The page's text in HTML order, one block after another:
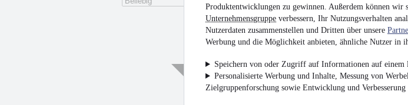
Produktentwicklungen zu gewinnen. Außerdem können wir
Unternehmensgruppe verbessern, Ihr Nutzungsverhalten
Nutzerdaten zusammenstellen und Dritten über unsere
Werbung und die Möglichkeit anbieten, ähnliche Nutzer in
Speichern von oder Zugriff auf Informationen auf einem
Personalisierte Werbung und Inhalte, Messung von
Zielgruppenforschung sowie Entwicklung und Verbesserung